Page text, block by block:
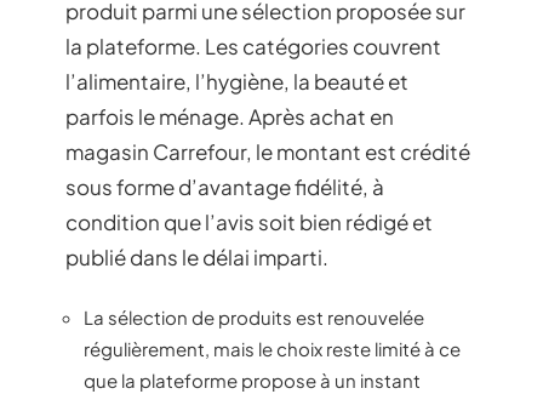
produit parmi une sélection proposée sur
la plateforme. Les catégories couvrent
l’alimentaire, l’hygiène, la beauté et
parfois le ménage. Après achat en
magasin Carrefour, le montant est crédité
sous forme d’avantage fidélité, à
condition que l’avis soit bien rédigé et
publié dans le délai imparti.
La sélection de produits est renouvelée
régulièrement, mais le choix reste limité à ce
que la plateforme propose à un instant